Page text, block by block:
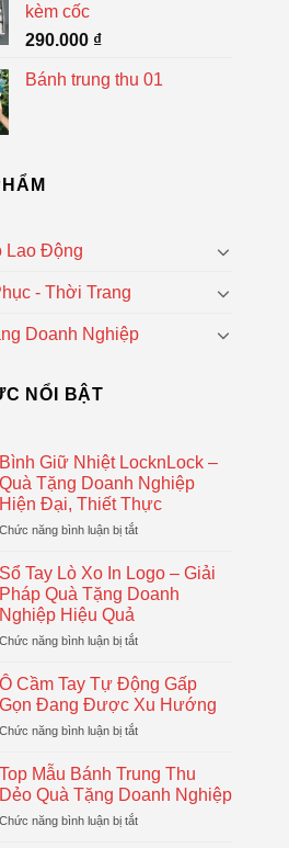
kèm cốc
290.000 ₫
Bánh trung thu 01
Lao Động
- Thời Trang
Doanh Nghiệp
NỔI BẬT
Bình Giữ Nhiệt LocknLock –
Quà Tặng Doanh Nghiệp
Hiện Đại, Thiết Thực
Chức năng bình luận bị tắtở
Nhiệt
LocknLock
Quà
Doanh
Nghiệp
Hiện
Đại,
Thực
Sổ Tay Lò Xo In Logo – Giải
Pháp Quà Tặng Doanh
Nghiệp Hiệu Quả
Chức năng bình luận bị tắtở
Tay
Lò
Xo
In
–
Giải
Quà
Ô Cầm Tay Tự Động Gấp
Gọn Đang Được Xu Hướng
Chức năng bình luận bị tắtở
Tay
Tự
Động
Top Mẫu Bánh Trung Thu
Dẻo Quà Tặng Doanh Nghiệp
Chức năng bình luận bị tắtở